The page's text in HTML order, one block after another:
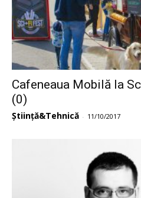
Cafeneaua Mobilă la
(0)
Știință&Tehnică - 11/10/2017